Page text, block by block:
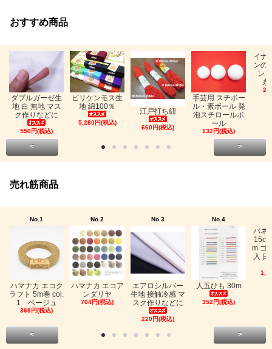
おすすめ商品
ダブルガーゼ生
地 白 無地 マス
ク作りなどに
550円(税込)
ビリケンモス生
地 綿100％
5,280円(税込)
江戸打ち紐
660円(税込)
手芸用 スチボー
ル・素ボール 発
泡スチロールボ
ール
132円(税込)
イナ
ンの
ン
糸
< >
売れ筋商品
No.1
ハマナカ エコク
ラフト 5m巻 col.
1 ベージュ
369円(税込)
No.2
ハマナカ エコア
ンダリヤ
704円(税込)
No.3
エアロシルバー
生地 接触冷感 マ
スク作りなどに
220円(税込)
No.4
人五ひも 30m
352円(税込)
バネ
m ゴ
入
< >